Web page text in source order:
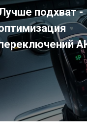
подхват -